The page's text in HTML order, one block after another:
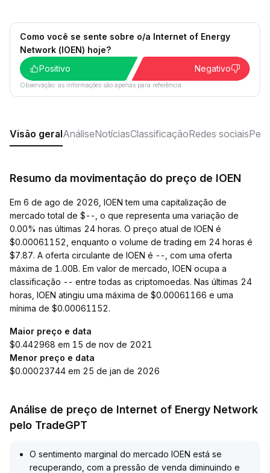
Como você se sente sobre o/a Internet of Energy
Network (IOEN) hoje?
Positivo
Negativo
Observação: as informações são apenas para referência.
Visão geralAnáliseNotíciasClassificaçãoRedes sociais
Resumo da movimentação do preço de IOEN
Em 6 de ago de 2026, IOEN tem uma capitalização de
mercado total de $--, o que representa uma variação de
0.00% nas últimas 24 horas. O preço atual de IOEN é
$0.00061152, enquanto o volume de trading em 24 horas é
$7.87. A oferta circulante de IOEN é --, com uma oferta
máxima de 1.00B. Em valor de mercado, IOEN ocupa a
classificação -- entre todas as criptomoedas. Nas últimas 24
horas, IOEN atingiu uma máxima de $0.00061166 e uma
mínima de $0.00061152.
Maior preço e data
$0.442968 em 15 de nov de 2021
Menor preço e data
$0.00023744 em 25 de jan de 2026
Análise de preço de Internet of Energy Network
pelo TradeGPT
O sentimento marginal do mercado IOEN está se
recuperando, com a pressão de venda diminuindo e